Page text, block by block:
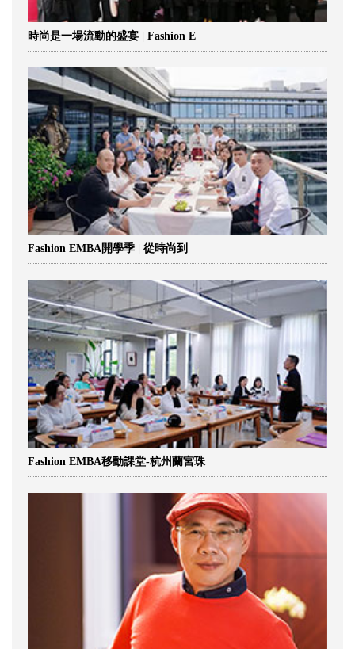
時尚是一場流動的盛宴 | Fashion E
Fashion EMBA開學季 | 從時尚到
Fashion EMBA移動課堂-杭州蘭宮珠